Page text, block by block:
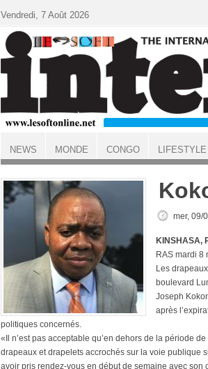
ACCUEIL
mer, 09/
KINSHASA,
RAS mardi 8
Les
boulevard
Joseph
après
politiques concernés.
«Il n’est pas acceptable qu’en dehors de la période
drapeaux et drapelets accrochés sur la voie publique
avoir pris rendez-vous en début de semaine avec son
Vendredi, 7 Août 2026
NEWS MONDE CONGO LIFESTYLE